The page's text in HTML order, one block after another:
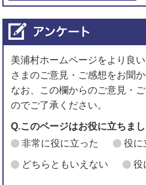
美浦村ホームページをより良
さまのご意見・ご感想をお聞か
なお、この欄からのご意見・
のでご了承ください。
Q.このページはお役に立ちま
非常に役に立った
役に
どちらともいえない 役